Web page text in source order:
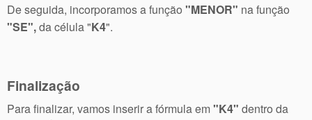
De seguida, incorporamos a função "MENOR" na função
"SE",da célula "K4".
Finalização
Para finalizar, vamos inserir a fórmula em"K4" dentro da